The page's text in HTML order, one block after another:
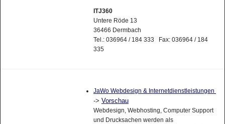
ITJ360
Untere Röde 13
36466 Dermbach
Tel.: 036964 / 184 333 Fax: 036964 / 184
335
JaWo Webdesign & Internetdienstleistungen
-> Vorschau
Webdesign, Webhosting, Computer Support
und Drucksachen werden als